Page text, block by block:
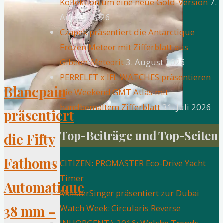
Ära
zeitloser
Eleganz"
Blancpain
präsentiert
die Fifty
Fathoms
Automatique
38 mm –
August 2026
Czapek präsentiert die Antarctique
Frozen Meteor mit Zifferblatt aus
Gibeon-Meteorit3. August 2026
PERRELET x IFL WATCHES präsentieren
die Weekend GMT Atlas mit
handbemaltem Zifferblatt31. Juli 2026
Top-Beiträge und Top-Seiten
CITIZEN: PROMASTER Eco-Drive Yacht
Timer
MeisterSinger präsentiert zur Dubai
Watch Week: Circularis Reverse